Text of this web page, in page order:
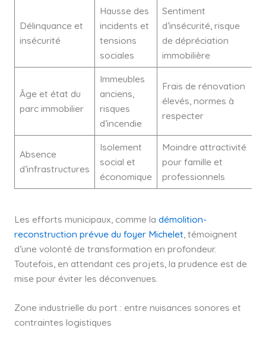
Délinquance et
insécurité
Hausse des
incidents et
tensions
sociales
Sentiment
d’insécurité, risque
de dépréciation
immobilière
Âge et état du
parc immobilier
Immeubles
anciens,
risques
d’incendie
Frais de rénovation
élevés, normes à
respecter
Absence
d’infrastructures
Isolement
social et
économique
Moindre attractivité
pour famille et
professionnels
Les efforts municipaux, comme la démolition-
reconstruction prévue du foyer Michelet , témoignent
d’une volonté de transformation en profondeur.
Toutefois, en attendant ces projets, la prudence est de
mise pour éviter les déconvenues.
Zone industrielle du port : entre nuisances sonores et
contraintes logistiques